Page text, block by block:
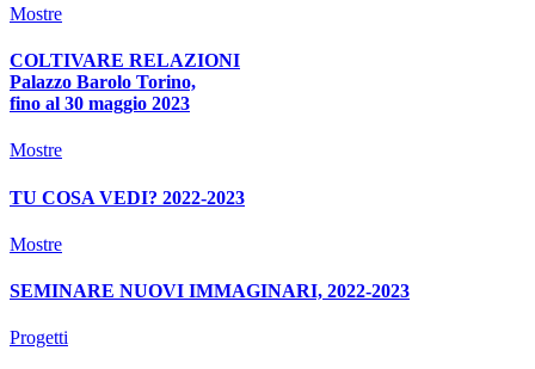
Mostre
COLTIVARE RELAZIONI
Palazzo Barolo Torino,
fino al 30 maggio 2023
Mostre
TU COSA VEDI? 2022-2023
Mostre
SEMINARE NUOVI IMMAGINARI, 2022-2023
Progetti